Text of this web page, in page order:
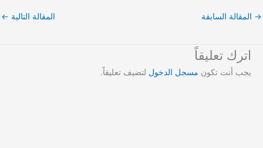
→ المقالة السابقة المقالة التالية ←
اترك تعليقاً
يجب أنت تكون مسجل الدخول لتضيف تعليقاً.